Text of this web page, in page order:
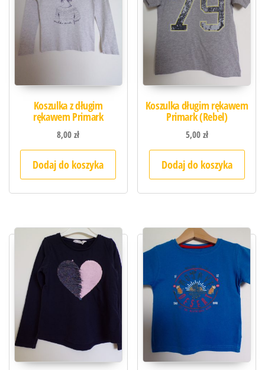
Koszulka z długim
rękawem Primark
8,00zł
Dodaj do koszyka
Koszulka długim rękawem
Primark (Rebel)
5,00zł
Dodaj do koszyka